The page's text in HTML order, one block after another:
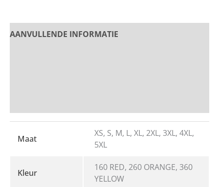
AANVULLENDE INFORMATIE
Maat
XS, S, M, L, XL, 2XL, 3XL, 4XL,
5XL
Kleur
160 RED, 260 ORANGE, 360
YELLOW